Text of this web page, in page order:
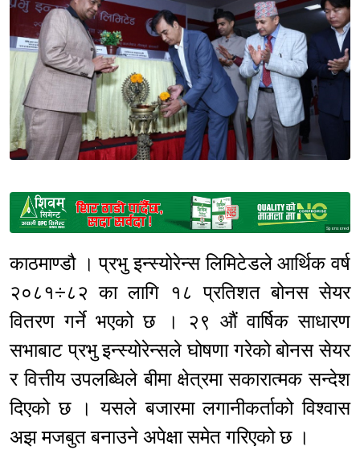
Sponsored
काठमाण्डौ । प्रभु इन्स्योरेन्स लिमिटेडले आर्थिक वर्ष
२०८१÷८२ का लागि १८ प्रतिशत बोनस सेयर
वितरण गर्ने भएको छ । २९ औं वार्षिक साधारण
सभाबाट प्रभु इन्स्योरेन्सले घोषणा गरेको बोनस सेयर
र वित्तीय उपलब्धिले बीमा क्षेत्रमा सकारात्मक सन्देश
दिएको छ । यसले बजारमा लगानीकर्ताको विश्वास
अझ मजबुत बनाउने अपेक्षा समेत गरिएको छ ।